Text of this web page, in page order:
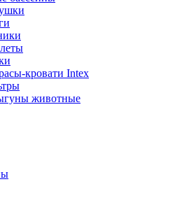
кровати Intex
животные